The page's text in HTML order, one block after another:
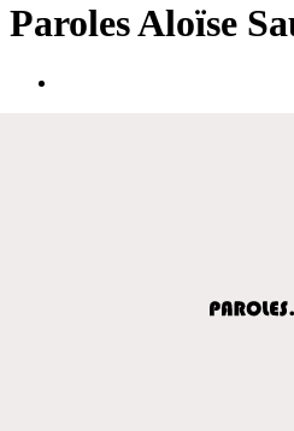
ParolesAloïse